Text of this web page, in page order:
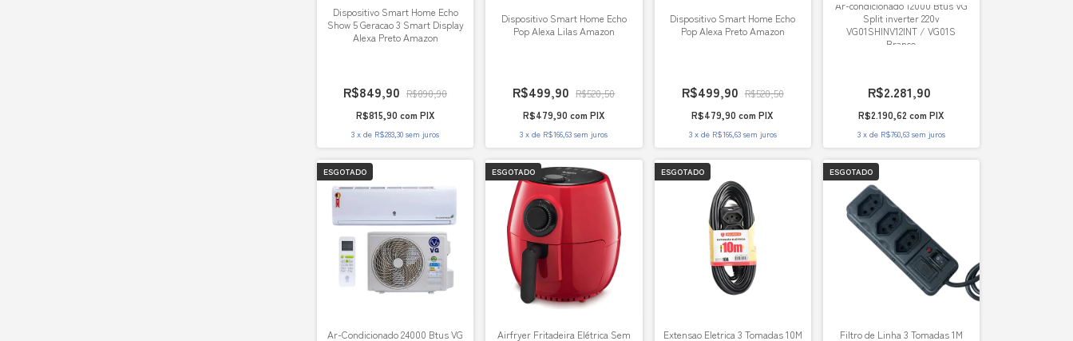
Dispositivo Smart Home Echo
Show 5 Geracao 3 Smart Display
Alexa Preto Amazon
R$849,90 R$890,90
R$815,90 com PIX
3 xde R$283,30 sem juros
Dispositivo Smart Home Echo
Pop Alexa Lilas Amazon
R$499,90 R$520,50
R$479,90 com PIX
3 xde R$166,63 sem juros
Dispositivo Smart Home Echo
Pop Alexa Preto Amazon
R$499,90 R$520,50
R$479,90com PIX
3 x de R$166,63 sem juros
Ar-condicionado 12000 Btus VG
Split inverter 220v
VG01SHINV12INT / VG01S
Branco
R$2.281,90
R$2.190,62 com PIX
3 x de R$760,63 sem juros
ESGOTADO
Ar-Condicionado 24000 Btus VG
ESGOTADO
Airfryer Fritadeira Elétrica Sem
ESGOTADO
Extensao Eletrica 3 Tomadas 10M
ESGOTADO
Filtro de Linha 3 Tomadas 1M